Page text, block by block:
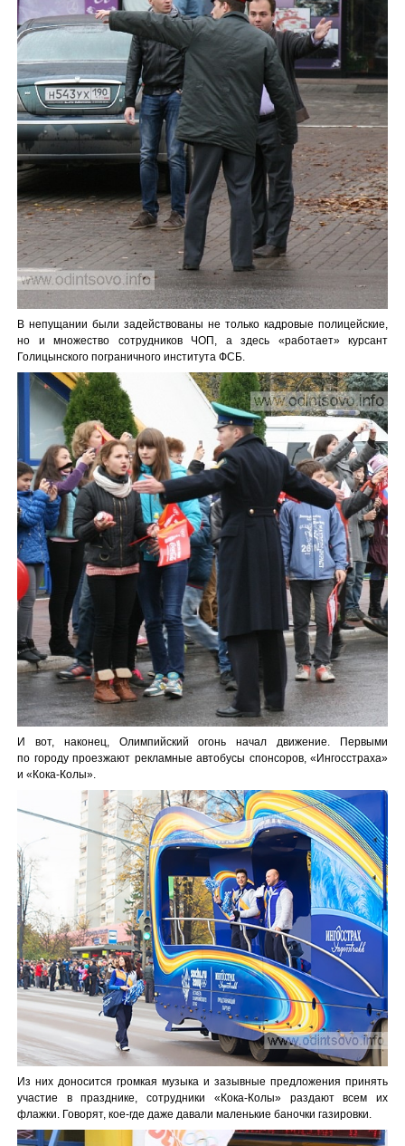
В непущании были задействованы не только кадровые полицейские,
но и множество сотрудников ЧОП, а здесь «работает» курсант
Голицынского пограничного института ФСБ.
И вот, наконец, Олимпийский огонь начал движение. Первыми
по городу проезжают рекламные автобусы спонсоров, «Ингосстраха»
и «Кока-Колы».
Из них доносится громкая музыка и зазывные предложения принять
участие в празднике, сотрудники «Кока-Колы» раздают всем их
флажки. Говорят, кое-где даже давали маленькие баночки газировки.